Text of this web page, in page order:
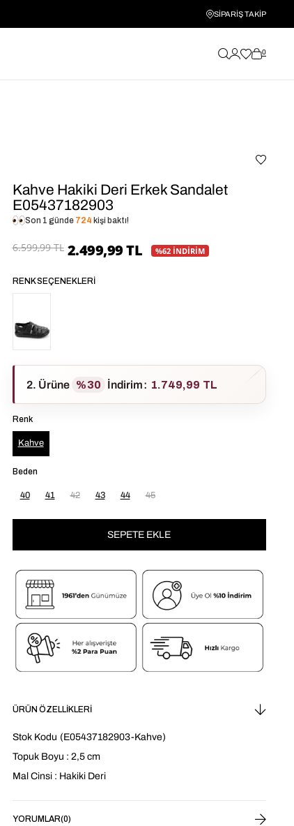
SİPARİŞ TAKİP
0
Kahve Hakiki Deri Erkek Sandalet
E05437182903
Son 1 günde 724 kişi baktı!
6.599,99 TL 2.499,99 TL %62 İNDİRİM
RENK SEÇENEKLERI
2. Ürüne %30 İndirim: 1.749,99 TL
Renk
Kahve
Beden
40 41 42 43 44 45
ÜRÜN ÖZELLIKLERI
Stok Kodu (E05437182903-Kahve)
Topuk Boyu : 2,5 cm
Mal Cinsi : Hakiki Deri
YORUMLAR(0)